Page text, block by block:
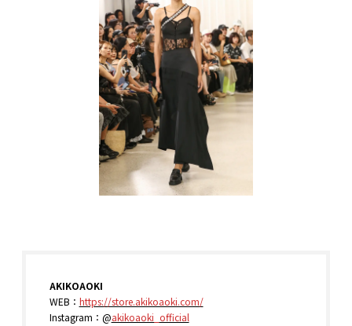
AKIKOAOKI
WEB： https://store.akikoaoki.com/
Instagram：@akikoaoki_official